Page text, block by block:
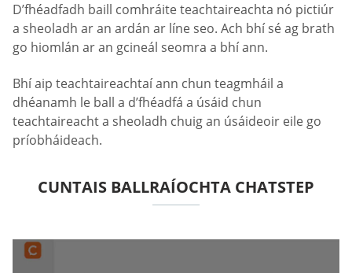
D’fhéadfadh baill comhráite teachtaireachta nó pictiúr
a sheoladh ar an ardán ar líne seo. Ach bhí sé ag brath
go hiomlán ar an gcineál seomra a bhí ann.
Bhí aip teachtaireachtaí ann chun teagmháil a
dhéanamh le ball a d’fhéadfá a úsáid chun
teachtaireacht a sheoladh chuig an úsáideoir eile go
príobháideach.
CUNTAIS BALLRAÍOCHTA CHATSTEP